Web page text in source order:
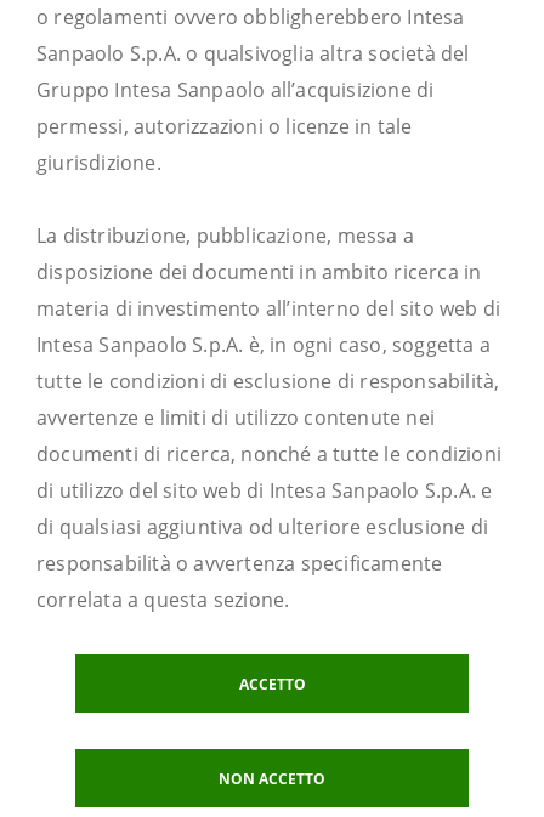
o regolamenti ovvero obbligherebbero Intesa
Sanpaolo S.p.A. o qualsivoglia altra società del
Gruppo Intesa Sanpaolo all’acquisizione di
permessi, autorizzazioni o licenze in tale
giurisdizione.
La distribuzione, pubblicazione, messa a
disposizione dei documenti in ambito ricerca in
materia di investimento all’interno del sito web di
Intesa Sanpaolo S.p.A. è, in ogni caso, soggetta a
tutte le condizioni di esclusione di responsabilità,
avvertenze e limiti di utilizzo contenute nei
documenti di ricerca, nonché a tutte le condizioni
di utilizzo del sito web di Intesa Sanpaolo S.p.A. e
di qualsiasi aggiuntiva od ulteriore esclusione di
responsabilità o avvertenza specificamente
correlata a questa sezione.
ACCETTO
NON ACCETTO